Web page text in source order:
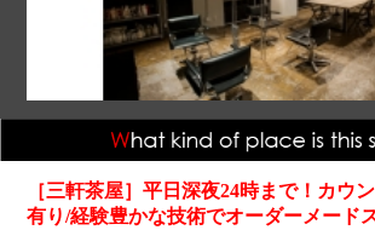
［三軒茶屋］平日深夜24時まで！カウ
有り/経験豊かな技術でオーダーメード